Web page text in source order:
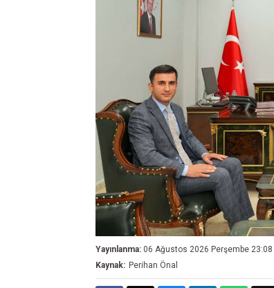
Yayınlanma: 06 Ağustos 2026 Perşembe 23:08
Kaynak: Perihan Önal